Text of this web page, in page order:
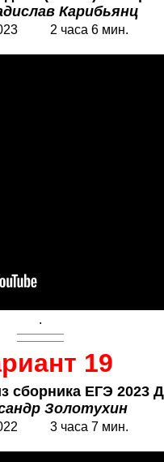
Карибьянц
2 часа 6 мин.
.
19
сборника ЕГЭ 2023
Золотухин
3 часа 7 мин.